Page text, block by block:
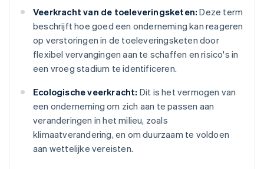
Veerkracht van de toeleveringsketen: Deze term
beschrijft hoe goed een onderneming kan reageren
op verstoringen in de toeleveringsketen door
flexibel vervangingen aan te schaffen en risico's in
een vroeg stadium te identificeren.
Ecologische veerkracht: Dit is het vermogen van
een onderneming om zich aan te passen aan
veranderingen in het milieu, zoals
klimaatverandering, en om duurzaam te voldoen
aan wettelijke vereisten.